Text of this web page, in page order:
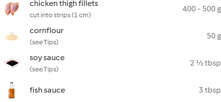
chicken thigh fillets
cut into strips (1 cm)
400 - 500 g
cornflour
(see Tips)
50 g
soy sauce
(see Tips)
2 ½ tbsp
fish sauce 3 tbsp